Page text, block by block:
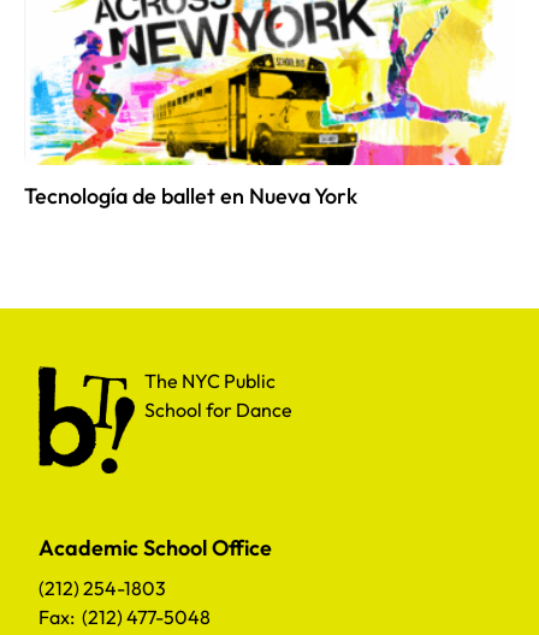
Tecnología de ballet en Nueva York
The NYC Public School for Dance
The NYC Public
School for Dance
Academic School Office
(212) 254-1803
Fax: (212) 477-5048